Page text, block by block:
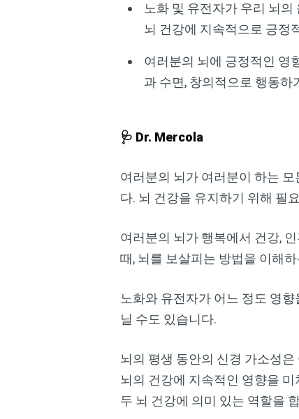
노화 및 유전자가 우리 뇌
뇌 건강에 지속적으로 긍정
여러분의 뇌에 긍정적인 영
과 수면, 창의적으로 행동
🩺 Dr. Mercola
여러분의 뇌가 여러분이 하는
다. 뇌 건강을 유지하기 위해 필
여러분의 뇌가 행복에서 건강,
때, 뇌를 보살피는 방법을 이해
노화와 유전자가 어느 정도 영
닐 수도 있습니다.
뇌의 평생 동안의 신경 가소성
뇌의 건강에 지속적인 영향을
두 뇌 건강에 의미 있는 역할을